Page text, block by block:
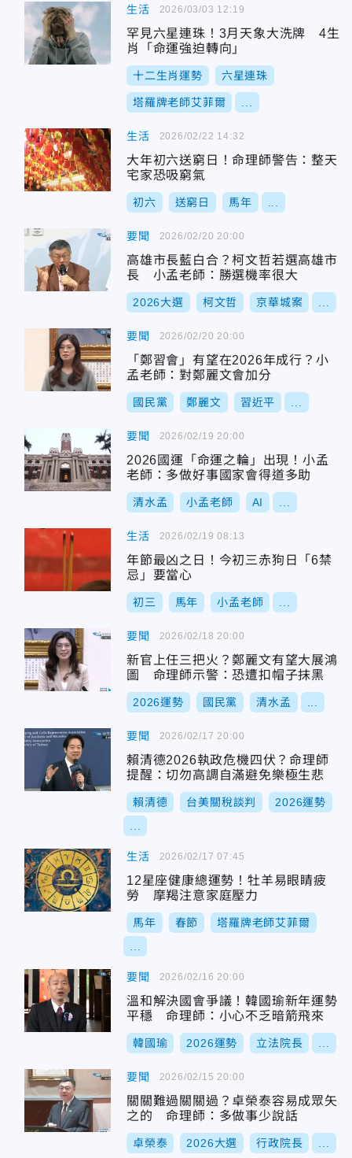
生活
罕見六星連珠！3月天象大洗牌 4生
肖「命運強迫轉向」
十二生肖運勢 六星連珠
塔羅牌老師艾菲爾
2026/03/03 12:19
生活
大年初六送窮日！命理師警告：整天
宅家恐吸窮氣
初六 送窮日 馬年
2026/02/22 14:32
要聞
高雄市長藍白合？柯文哲若選高雄市
長 小孟老師：勝選機率很大
2026大選 柯文哲 京華城案
2026/02/20 20:00
要聞
「鄭習會」有望在2026年成行？小
孟老師：對鄭麗文會加分
國民黨 鄭麗文 習近平
2026/02/20 20:00
要聞
2026國運「命運之輪」出現！小孟
老師：多做好事國家會得道多助
清水孟 小孟老師 AI
2026/02/19 20:00
生活
年節最凶之日！今初三赤狗日「6禁
忌」要當心
初三 馬年 小孟老師
2026/02/19 08:13
要聞
新官上任三把火？鄭麗文有望大展鴻
圖 命理師示警：恐遭扣帽子抹黑
2026運勢 國民黨 清水孟
2026/02/18 20:00
要聞
賴清德2026執政危機四伏？命理師
提醒：切勿高調自滿避免樂極生悲
賴清德 台美關稅談判 2026運勢
2026/02/17 20:00
生活
12星座健康總運勢！牡羊易眼睛疲
勞 摩羯注意家庭壓力
馬年 春節 塔羅牌老師艾菲爾
2026/02/17 07:45
要聞
溫和解決國會爭議！韓國瑜新年運勢
平穩 命理師：小心不乏暗箭飛來
韓國瑜 2026運勢 立法院長
2026/02/16 20:00
要聞
關關難過關關過？卓榮泰容易成眾矢
之的 命理師：多做事少說話
卓榮泰 2026大選 行政院長
2026/02/15 20:00